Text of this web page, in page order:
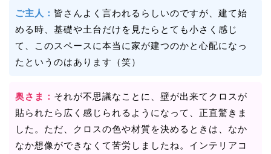
ご主人： 皆さんよく言われるらしいのですが、建て始
める時、基礎や土台だけを見たらとても小さく感じ
て、このスペースに本当に家が建つのかと心配になっ
たというのはあります（笑）
奥さま： それが不思議なことに、壁が出来てクロスが
貼られたら広く感じられるようになって、正直驚きま
した。ただ、クロスの色や材質を決めるときは、なか
なか想像ができなくて苦労しましたね。インテリアコ